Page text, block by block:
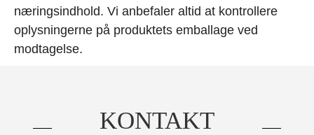
næringsindhold. Vi anbefaler altid at kontrollere
oplysningerne på produktets emballage ved
modtagelse.
KONTAKT